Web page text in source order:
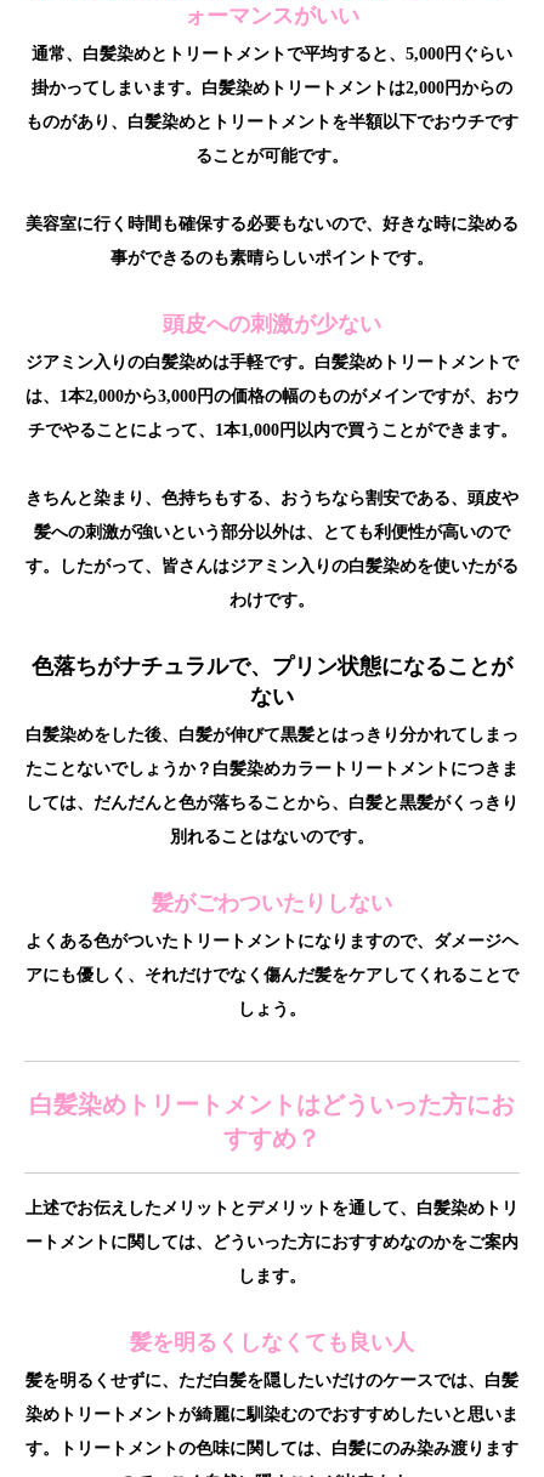
ォーマンスがいい
通常、白髪染めとトリートメントで平均すると、5,000円ぐらい
掛かってしまいます。白髪染めトリートメントは2,000円からの
ものがあり、白髪染めとトリートメントを半額以下でおウチです
ることが可能です。
美容室に行く時間も確保する必要もないので、好きな時に染める
事ができるのも素晴らしいポイントです。
頭皮への刺激が少ない
ジアミン入りの白髪染めは手軽です。白髪染めトリートメントで
は、1本2,000から3,000円の価格の幅のものがメインですが、おウ
チでやることによって、1本1,000円以内で買うことができます。
きちんと染まり、色持ちもする、おうちなら割安である、頭皮や
髪への刺激が強いという部分以外は、とても利便性が高いので
す。したがって、皆さんはジアミン入りの白髪染めを使いたがる
わけです。
色落ちがナチュラルで、プリン状態になることが
ない
白髪染めをした後、白髪が伸びて黒髪とはっきり分かれてしまっ
たことないでしょうか？白髪染めカラートリートメントにつきま
しては、だんだんと色が落ちることから、白髪と黒髪がくっきり
別れることはないのです。
髪がごわついたりしない
よくある色がついたトリートメントになりますので、ダメージヘ
アにも優しく、それだけでなく傷んだ髪をケアしてくれることで
しょう。
白髪染めトリートメントはどういった方にお
すすめ？
上述でお伝えしたメリットとデメリットを通して、白髪染めトリ
ートメントに関しては、どういった方におすすめなのかをご案内
します。
髪を明るくしなくても良い人
髪を明るくせずに、ただ白髪を隠したいだけのケースでは、白髪
染めトリートメントが綺麗に馴染むのでおすすめしたいと思いま
す。トリートメントの色味に関しては、白髪にのみ染み渡ります